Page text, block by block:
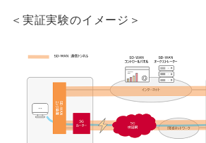
＜実証実験のイメージ＞